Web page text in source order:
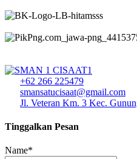
+62 266 225479
smansatucisaat@gmail.com
Jl. Veteran Km. 3 Kec.
Tinggalkan Pesan
Name*